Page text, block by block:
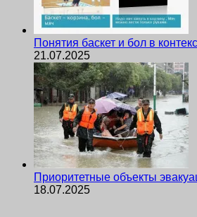
Понятия баскет и бол в
21.07.2025
Приоритетные объекты
18.07.2025